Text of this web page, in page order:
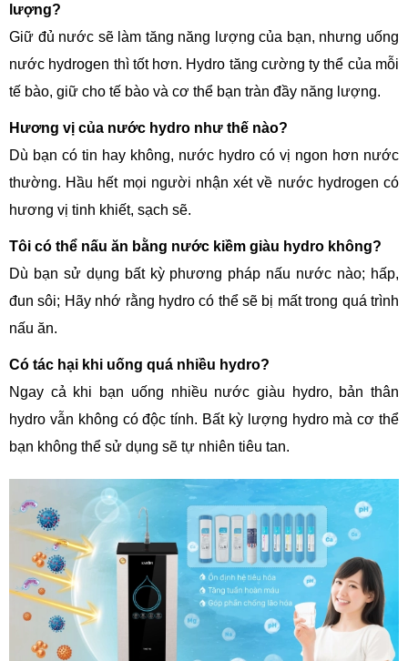
lượng?
Giữ đủ nước sẽ làm tăng năng lượng của bạn, nhưng uống
nước hydrogen thì tốt hơn. Hydro tăng cường ty thể của mỗi
tế bào, giữ cho tế bào và cơ thể bạn tràn đầy năng lượng.
Hương vị của nước hydro như thế nào?
Dù bạn có tin hay không, nước hydro có vị ngon hơn nước
thường. Hầu hết mọi người nhận xét về nước hydrogen có
hương vị tinh khiết, sạch sẽ.
Tôi có thể nấu ăn bằng nước kiềm giàu hydro không?
Dù bạn sử dụng bất kỳ phương pháp nấu nước nào; hấp,
đun sôi; Hãy nhớ rằng hydro có thể sẽ bị mất trong quá trình
nấu ăn.
Có tác hại khi uống quá nhiều hydro?
Ngay cả khi bạn uống nhiều nước giàu hydro, bản thân
hydro vẫn không có độc tính. Bất kỳ lượng hydro mà cơ thể
bạn không thể sử dụng sẽ tự nhiên tiêu tan.